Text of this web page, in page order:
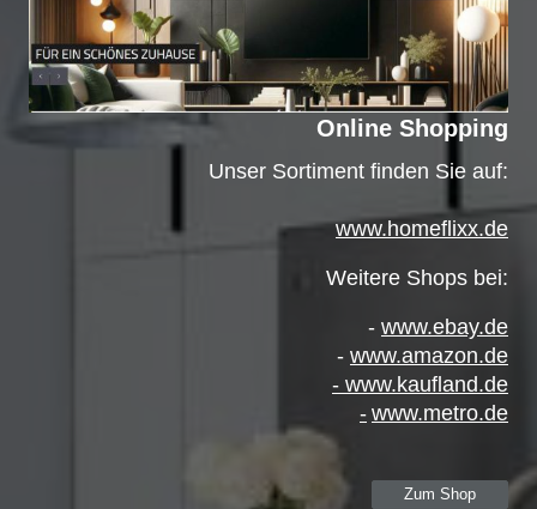
Online Shopping
Unser Sortiment finden Sie auf:
www.homeflixx.de
Weitere Shops bei:
- www.ebay.de
- www.amazon.de
- www.kaufland.de
- www.metro.de
Zum Shop